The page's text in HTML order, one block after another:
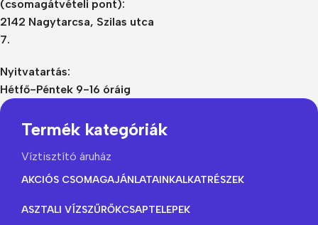
(csomagátvételi pont):
2142 Nagytarcsa, Szilas utca
7.
Nyitvatartás:
Hétfő-Péntek 9-16 óráig
Termék kategóriák
Víztisztító áruház
AKCIÓS CSOMAGAJÁNLATAINKALKATRÉSZEK
ASZTALI VÍZSZŰRŐKCSAPTELEPEK